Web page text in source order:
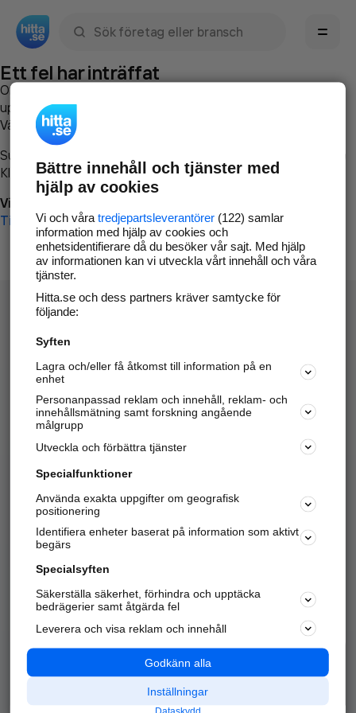
Ett fel har inträffat
Om du vill kan du
uppstod så att vi lättare och snabbare kan avhjälpa det.
Vänligen försök med följande:
Surfa till
Klicka påTillbaka-knappen i webbläsaren och försök igen
Vi beklagar besväret!
Till startsidan
Hitta.se - Gratis nummerupplysning.
Sök företag, personer och platser.
Hitta telefonnummer, adresser, företagsinfo mm.
Marknadsför företaget
Kom igång och annonsera mot
samarbetspartners nära dig.
Alla kategorier
Populära sökningar
API & Kartor
Annonsera
Integritet
Nödnummer
Bättre innehåll och tjänster med
hjälp av cookies
Vi och våra tredjepartsleverantörer(122) samlar
information med hjälp av cookies och
enhetsidentifierare då du besöker vår sajt. Med hjälp
av informationen kan vi utveckla vårt innehåll och våra
tjänster.
Hitta.se och dess partners kräver samtycke för
följande:
Syften
Lagra och/eller få åtkomst till information på en
enhet
Personanpassad reklam och innehåll, reklam- och
innehållsmätning samt forskning angående
målgrupp
Utveckla och förbättra tjänster
Specialfunktioner
Använda exakta uppgifter om geografisk
positionering
Identifiera enheter baserat på information som aktivt
begärs
Specialsyften
Säkerställa säkerhet, förhindra och upptäcka
bedrägerier samt åtgärda fel
Leverera och visa reklam och innehåll
Godkänn alla
Inställningar
Dataskydd